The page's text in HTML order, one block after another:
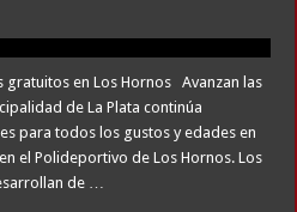
gratuitos en Los Hornos Avanzan las
de La Plata continúa
para todos los gustos y edades en
el Polideportivo de Los Hornos. Los
de …